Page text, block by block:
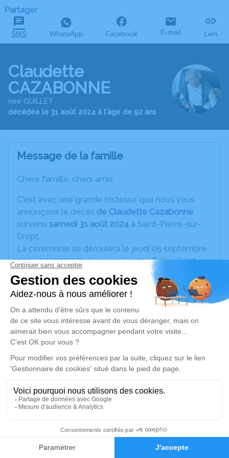
Faire-part Hommages
Partager
SMS WhatsApp Facebook E-mail Lien
Claudette
CAZABONNE
née GUILLET
décédée le 31 août 2024 à l'âge de 92 ans
Message de la famille
Chère famille, chers amis,
C'est avec une grande tristesse que nous vous
annonçons le décès de Claudette Cazabonne
survenu samedi 31 août 2024 à Saint-Pierre-sur-
Dropt.
La cérémonie se déroulera le jeudi 05 septembre
2024 à 14h00 à l'adresse suivante : Église Saint
Pierre Ès Liens - le bourg - 47120 Saint-Pierre-sur-
Dropt.
A l'issue de la cérémonie et en hommage à
Claudette Cazabonne, un moment d'union est
proposé pour partager le verre de l'amitié dans la
salle communale de Saint-Pierre-sur-Dropt.
Cet espace privé est destiné à recueillir vos
condoléances ou le souvenir d’un moment passé.
Un service de plantation d’arbre hommage est
disponible ici.
Je rends hommage